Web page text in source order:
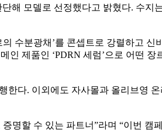
해 모델로 선정했다고 밝혔다. 수지
수분광채’를 콘셉트로 강렬하고 신
제품인 ‘PDRN 세럼’으로 어떤
다. 이외에도 자사몰과 올리브영
명할 수 있는 파트너”라며 “이번